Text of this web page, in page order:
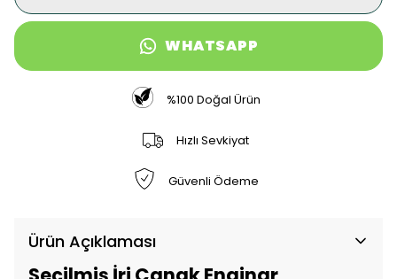
WHATSAPP
%100 Doğal Ürün
Hızlı Sevkiyat
Güvenli Ödeme
Ürün Açıklaması